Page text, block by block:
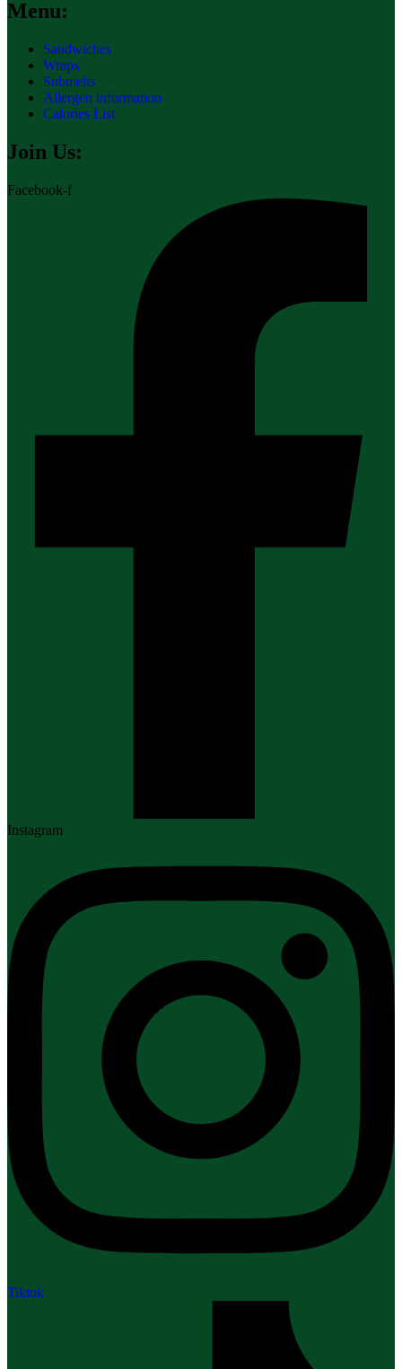
Menu:
Sandwiches
Wraps
Submelts
Allergen information
Calories List
Join Us:
Facebook-f
Instagram
Tiktok